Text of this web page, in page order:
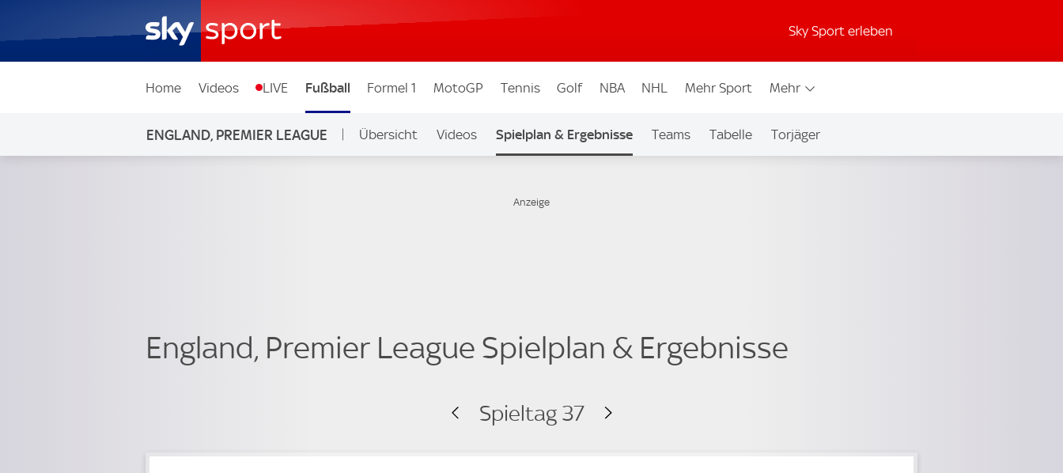
Sky Sport erleben
Home Videos LIVE Fußball Formel 1 MotoGP Tennis Golf NBA NHL Mehr Sport Mehr
ENGLAND, PREMIER LEAGUE Übersicht Videos Spielplan & Ergebnisse Teams Tabelle Torjäger
England, Premier League Spielplan & Ergebnisse
Spieltag 37